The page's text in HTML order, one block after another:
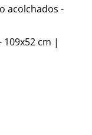
acolchados -
109x52 cm |